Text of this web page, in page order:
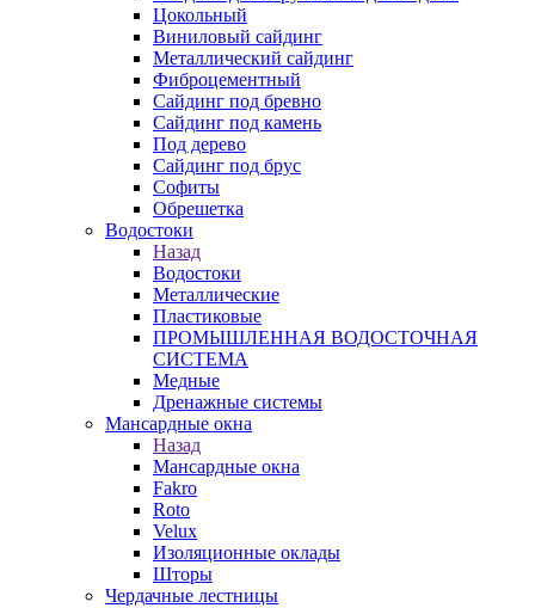
Цокольный
Виниловый сайдинг
Металлический сайдинг
Фиброцементный
Сайдинг под бревно
Сайдинг под камень
Под дерево
Сайдинг под брус
Софиты
Обрешетка
Водостоки
Назад
Водостоки
Металлические
Пластиковые
ПРОМЫШЛЕННАЯ ВОДОСТОЧНАЯ
СИСТЕМА
Медные
Дренажные системы
Мансардные окна
Назад
Мансардные окна
Fakro
Roto
Velux
Изоляционные оклады
Шторы
Чердачные лестницы